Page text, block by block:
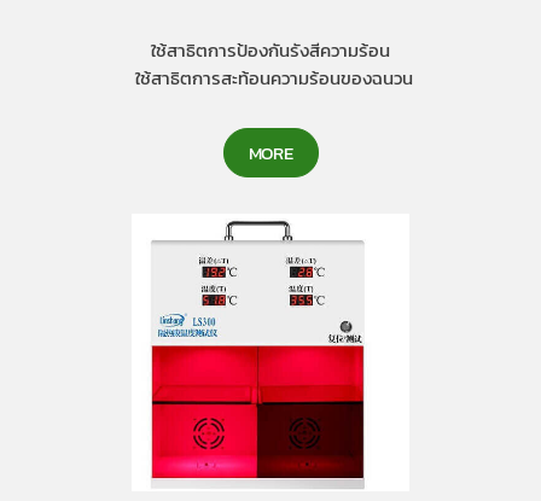
ใช้สาธิตการป้องกันรังสีความร้อน
ใช้สาธิตการสะท้อนความร้อนของฉนวน
MORE